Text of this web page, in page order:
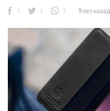
1 1 3 9 лет назад